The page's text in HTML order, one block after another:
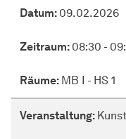
Datum: 09.02.2026
Zeitraum: 08:30 -
Räume: MB I - HS 1
Veranstaltung: